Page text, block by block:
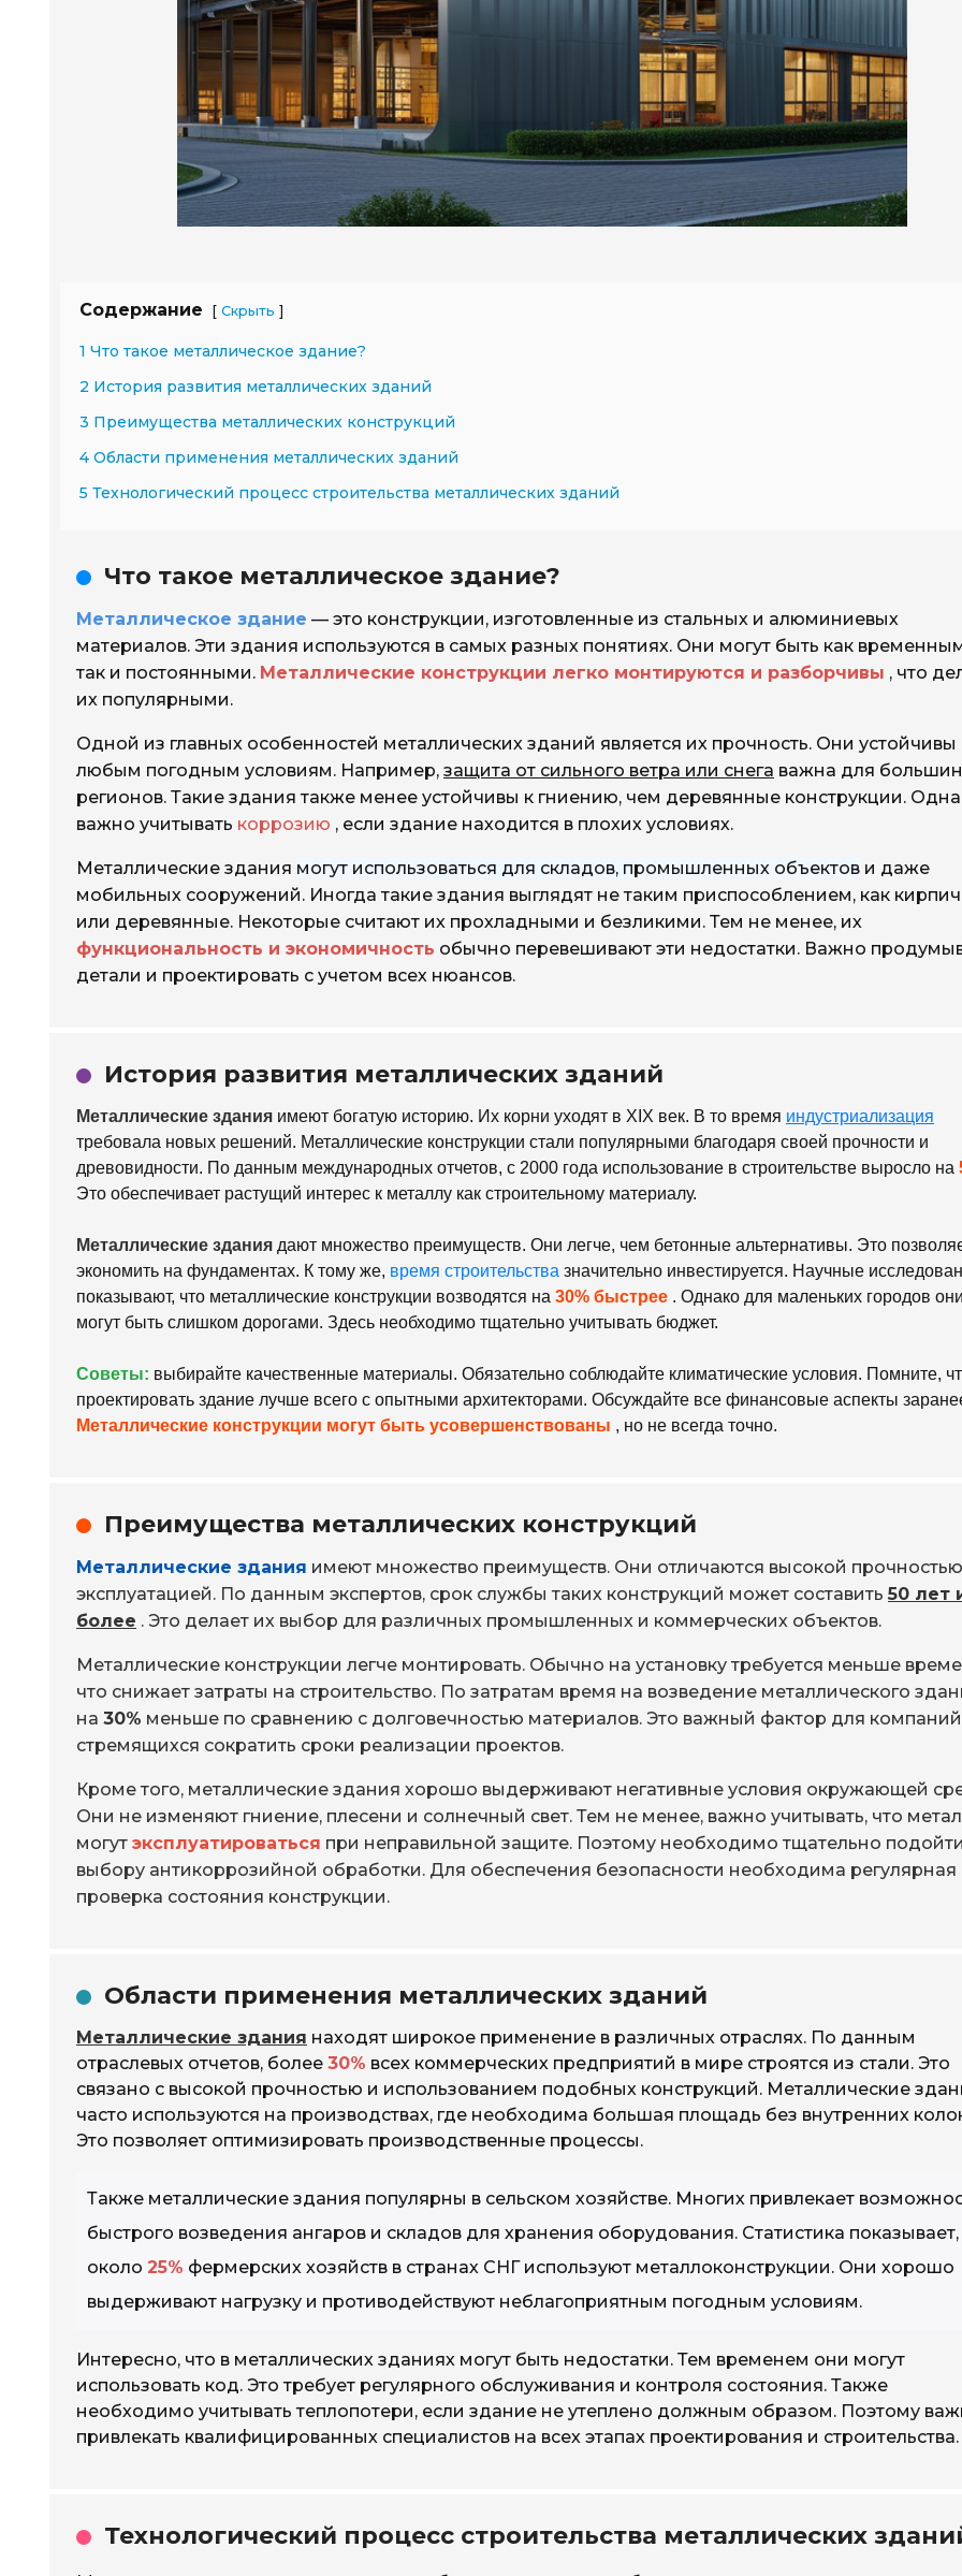
Содержание [ Скрыть ]
1 Что такое металлическое здание?
2 История развития металлических зданий
3 Преимущества металлических конструкций
4 Области применения металлических зданий
5 Технологический процесс строительства металлических зданий
Что такое металлическое здание?
Металлическое здание — это конструкции, изготовленные из стальных и алюминиевых
материалов. Эти здания используются в самых разных понятиях. Они могут быть как
так и постоянными. Металлические конструкции легко монтируются и разборчивы , что
их популярными.
Одной из главных особенностей металлических зданий является их прочность. Они устойчивы
любым погодным условиям. Например, защита от сильного ветра или снега важна для
регионов. Такие здания также менее устойчивы к гниению, чем деревянные конструкции.
важно учитывать коррозию , если здание находится в плохих условиях.
Металлические здания могут использоваться для складов, промышленных объектов и даже
мобильных сооружений. Иногда такие здания выглядят не таким приспособлением, как
или деревянные. Некоторые считают их прохладными и безликими. Тем не менее, их
функциональность и экономичность обычно перевешивают эти недостатки. Важно
детали и проектировать с учетом всех нюансов.
История развития металлических зданий
Металлические здания имеют богатую историю. Их корни уходят в XIX век. В то время индустриализация
требовала новых решений. Металлические конструкции стали популярными благодаря своей прочности и
древовидности. По данным международных отчетов, с 2000 года использование в строительстве выросло на
Это обеспечивает растущий интерес к металлу как строительному материалу.
Металлические здания дают множество преимуществ. Они легче, чем бетонные альтернативы. Это
экономить на фундаментах. К тому же, время строительства значительно инвестируется. Научные
показывают, что металлические конструкции возводятся на 30% быстрее . Однако для маленьких городов
могут быть слишком дорогами. Здесь необходимо тщательно учитывать бюджет.
Советы: выбирайте качественные материалы. Обязательно соблюдайте климатические условия. Помните,
проектировать здание лучше всего с опытными архитекторами. Обсуждайте все финансовые аспекты
Металлические конструкции могут быть усовершенствованы , но не всегда точно.
Преимущества металлических конструкций
Металлические здания имеют множество преимуществ. Они отличаются высокой
эксплуатацией. По данным экспертов, срок службы таких конструкций может составить 50 лет
более . Это делает их выбор для различных промышленных и коммерческих объектов.
Металлические конструкции легче монтировать. Обычно на установку требуется меньше
что снижает затраты на строительство. По затратам время на возведение металлического
на 30% меньше по сравнению с долговечностью материалов. Это важный фактор для
стремящихся сократить сроки реализации проектов.
Кроме того, металлические здания хорошо выдерживают негативные условия окружающей
Они не изменяют гниение, плесени и солнечный свет. Тем не менее, важно учитывать, что
могут эксплуатироваться при неправильной защите. Поэтому необходимо тщательно
выбору антикоррозийной обработки. Для обеспечения безопасности необходима регулярная
проверка состояния конструкции.
Области применения металлических зданий
Металлические здания находят широкое применение в различных отраслях. По данным
отраслевых отчетов, более 30% всех коммерческих предприятий в мире строятся из стали. Это
связано с высокой прочностью и использованием подобных конструкций. Металлические
часто используются на производствах, где необходима большая площадь без внутренних
Это позволяет оптимизировать производственные процессы.
Также металлические здания популярны в сельском хозяйстве. Многих привлекает
быстрого возведения ангаров и складов для хранения оборудования. Статистика показывает,
около 25% фермерских хозяйств в странах СНГ используют металлоконструкции. Они хорошо
выдерживают нагрузку и противодействуют неблагоприятным погодным условиям.
Интересно, что в металлических зданиях могут быть недостатки. Тем временем они могут
использовать код. Это требует регулярного обслуживания и контроля состояния. Также
необходимо учитывать теплопотери, если здание не утеплено должным образом. Поэтому
привлекать квалифицированных специалистов на всех этапах проектирования и строительства.
Технологический процесс строительства металлических